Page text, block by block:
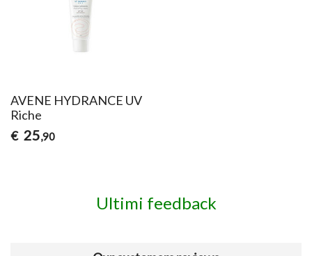
AVENE HYDRANCE UV
Riche
€ 25,90
Ultimi feedback